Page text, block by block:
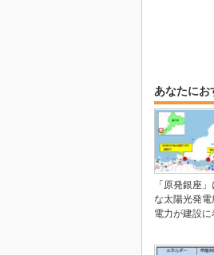
あなたにお
「原発銀座
な太陽光発電
電力が建設に